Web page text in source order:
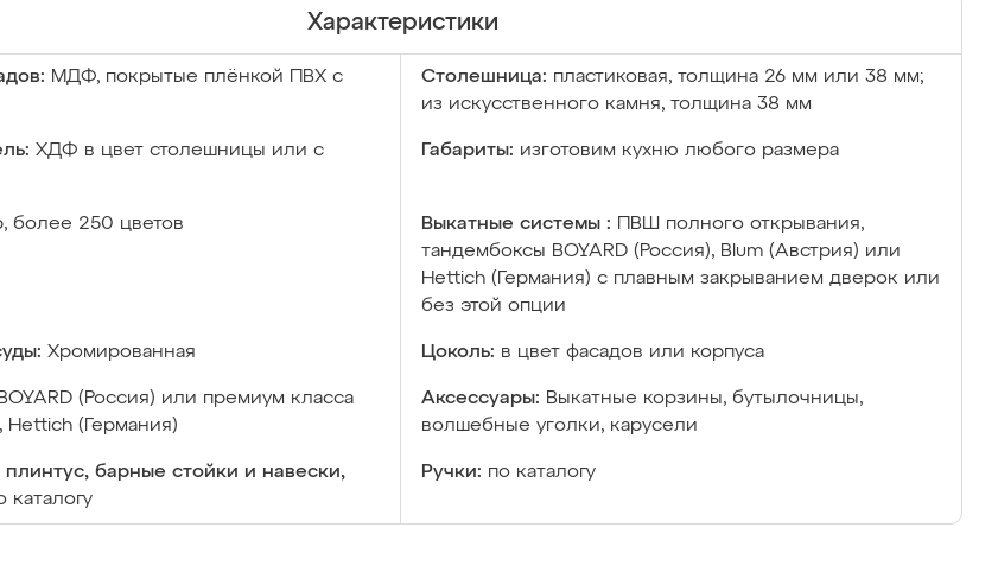
Характеристики
МДФ, покрытые плёнкой ПВХ с
Столешница: пластиковая, толщина 26 мм или 38 мм;
из искусственного камня, толщина 38 мм
ХДФ в цвет столешницы или с
Габариты: изготовим кухню любого размера
более 250 цветов Выкатные системы :
ПВШ полного открывания,
тандембоксы BOYARD (Россия), Blum (Австрия) или
Hettich (Германия) с плавным закрыванием дверок или
без этой опции
Хромированная Цоколь: в цвет фасадов или корпуса
BOYARD (Россия) или премиум класса
Hettich (Германия)
Аксессуары: Выкатные корзины, бутылочницы,
волшебные уголки, карусели
барные стойки и навески,
каталогу
Ручки: по каталогу